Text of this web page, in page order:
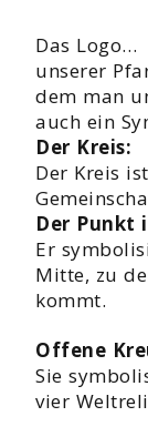
Das Logo…
unserer
dem man
auch ein
Der Kreis:
Der Kreis
Der Punkt
Er
Mitte, zu
kommt.
Offene
Sie
vier